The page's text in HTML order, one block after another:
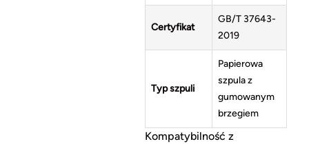
Certyfikat
GB/T 37643-
2019
Typ szpuli
Papierowa
szpula z
gumowanym
brzegiem
Kompatybilność z